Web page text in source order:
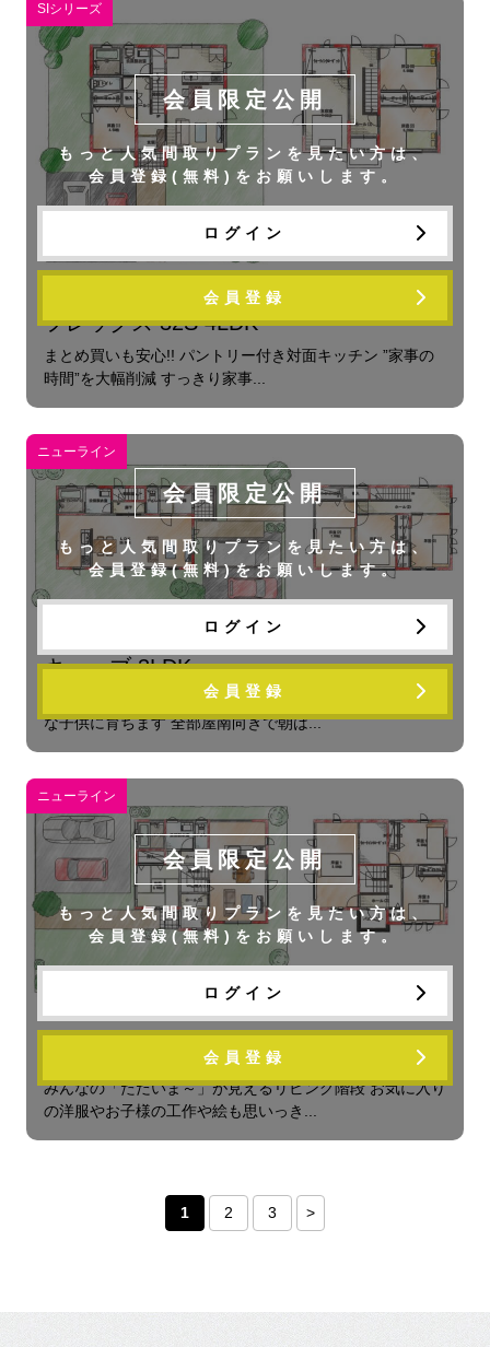
会員限定公開
もっと人気間取りプランを見たい方は、
会員登録(無料)をお願いします。
ログイン
会員登録
SIシリーズ
フレックス 32S 4LDK
まとめ買いも安心!! パントリー付き対面キッチン ”家事の
時間”を大幅削減 すっきり家事...
会員限定公開
もっと人気間取りプランを見たい方は、
会員登録(無料)をお願いします。
ログイン
会員登録
ニューライン
キューブ 3LDK
広々リビングは子育てに優しい！大きな遊具も置けて元気
な子供に育ちます 全部屋南向きで朝は...
会員限定公開
もっと人気間取りプランを見たい方は、
会員登録(無料)をお願いします。
ログイン
会員登録
ニューライン
みんなの「ただいま～」が見えるリビング階段 お気に入り
の洋服やお子様の工作や絵も思いっき...
1 2 3 >